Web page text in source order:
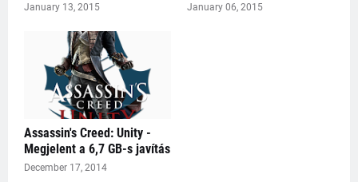
January 13, 2015 January 06, 2015
Assassin's Creed: Unity -
Megjelent a 6,7 GB-s javítás
December 17, 2014